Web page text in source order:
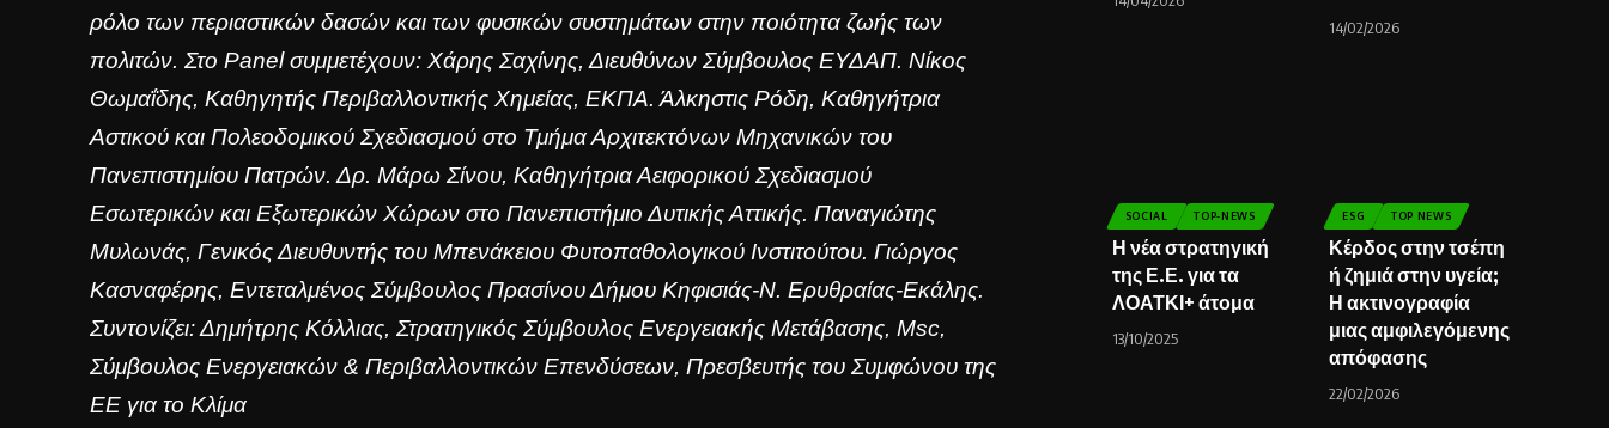
ρόλο των περιαστικών δασών και των φυσικών συστημάτων στην ποιότητα ζωής των
πολιτών. Στο Panel συμμετέχουν: Χάρης Σαχίνης, Διευθύνων Σύμβουλος ΕΥΔΑΠ. Νίκος
Θωμαΐδης, Καθηγητής Περιβαλλοντικής Χημείας, ΕΚΠΑ. Άλκηστις Ρόδη, Καθηγήτρια
Αστικού και Πολεοδομικού Σχεδιασμού στο Τμήμα Αρχιτεκτόνων Μηχανικών του
Πανεπιστημίου Πατρών. Δρ. Μάρω Σίνου, Καθηγήτρια Αειφορικού Σχεδιασμού
Εσωτερικών και Εξωτερικών Χώρων στο Πανεπιστήμιο Δυτικής Αττικής. Παναγιώτης
Μυλωνάς, Γενικός Διευθυντής του Μπενάκειου Φυτοπαθολογικού Ινστιτούτου. Γιώργος
Κασναφέρης, Εντεταλμένος Σύμβουλος Πρασίνου Δήμου Κηφισιάς-Ν. Ερυθραίας-Εκάλης.
Συντονίζει: Δημήτρης Κόλλιας, Στρατηγικός Σύμβουλος Ενεργειακής Μετάβασης, Msc,
Σύμβουλος Ενεργειακών & Περιβαλλοντικών Επενδύσεων, Πρεσβευτής του Συμφώνου της
ΕΕ για το Κλίμα
14/02/2026
SOCIAL TOP-NEWS
Η νέα στρατηγική
της Ε.Ε. για τα
ΛΟΑΤΚΙ+ άτομα
13/10/2025
ESG TOP NEWS
Κέρδος στην τσέπη
ή ζημιά στην υγεία;
Η ακτινογραφία
μιας αμφιλεγόμενης
απόφασης
22/02/2026